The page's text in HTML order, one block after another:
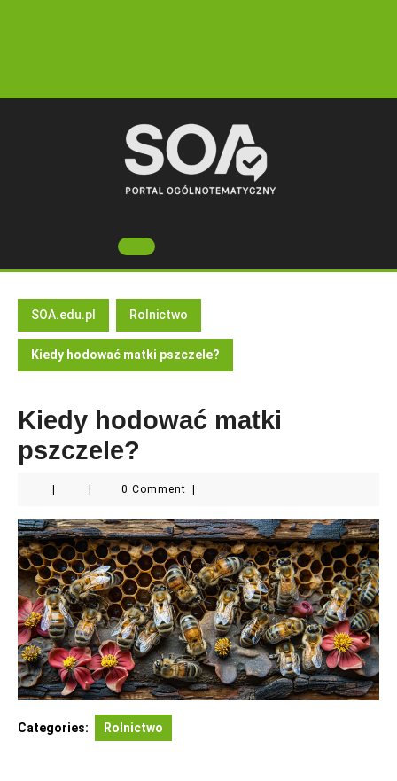
Open
Button
SOA.edu.pl Rolnictwo
Kiedy hodować matki pszczele?
Kiedy hodować matki
pszczele?
0 Comment
Categories: Rolnictwo